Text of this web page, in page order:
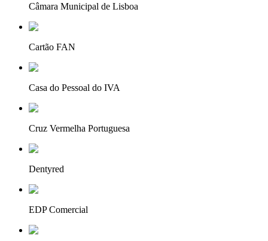
Câmara Municipal de Lisboa
Cartão FAN
Casa do Pessoal do IVA
Cruz Vermelha Portuguesa
Dentyred
EDP Comercial